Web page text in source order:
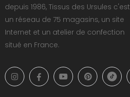
depuis 1986, Tissus des Ursules c'est
un réseau de 75 magasins, un site
Internet et un atelier de confection
situé en France.